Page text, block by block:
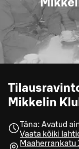
Mikkelin
Täna: Avatud
Vaata kõiki
Maaherrankatu